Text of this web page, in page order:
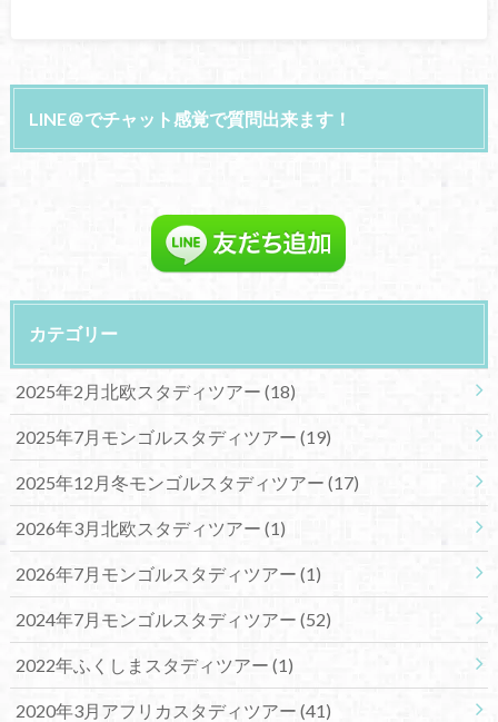
LINE＠でチャット感覚で質問出来ます！
カテゴリー
2025年2月北欧スタディツアー (18)
2025年7月モンゴルスタディツアー (19)
2025年12月冬モンゴルスタディツアー (17)
2026年3月北欧スタディツアー (1)
2026年7月モンゴルスタディツアー (1)
2024年7月モンゴルスタディツアー (52)
2022年ふくしまスタディツアー (1)
2020年3月アフリカスタディツアー (41)